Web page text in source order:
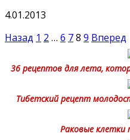
4.01.2013
Пагинация
Назад 1 2 … 6 78 9 Вперед
36 рецептов для лета,
Тибетский рецепт
Раковые клетки